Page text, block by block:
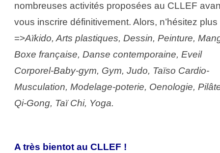
nombreuses activités proposées au CLLEF
vous inscrire définitivement. Alors, n’hésitez plus
=>Aïkido, Arts plastiques, Dessin, Peinture,
Boxe française, Danse contemporaine, Eveil
Corporel-Baby-gym, Gym, Judo, Taïso Cardio-
Musculation, Modelage-poterie, Oenologie,
Qi-Gong, Taï Chi, Yoga.
A très bientot au CLLEF !